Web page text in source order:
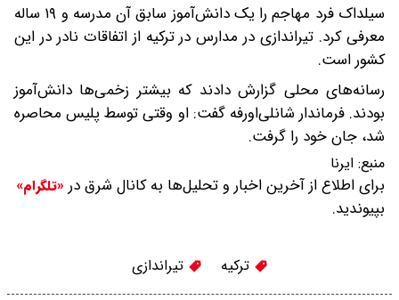
سیلداک فرد مهاجم را یک دانش‌آموز سابق آن مدرسه و ۱۹ ساله
معرفی کرد. تیراندازی در مدارس در ترکیه از اتفاقات نادر در این
کشور است.
رسانه‌های محلی گزارش دادند که بیشتر زخمی‌ها دانش‌آموز
بودند. فرماندار شانلی‌اورفه گفت: او وقتی توسط پلیس محاصره
شد، جان خود را گرفت.
منبع: ایرنا
برای اطلاع از آخرین اخبار و تحلیل‌ها به کانال شرق در «تلگرام»
بپیوندید.
ترکیه تیراندازی